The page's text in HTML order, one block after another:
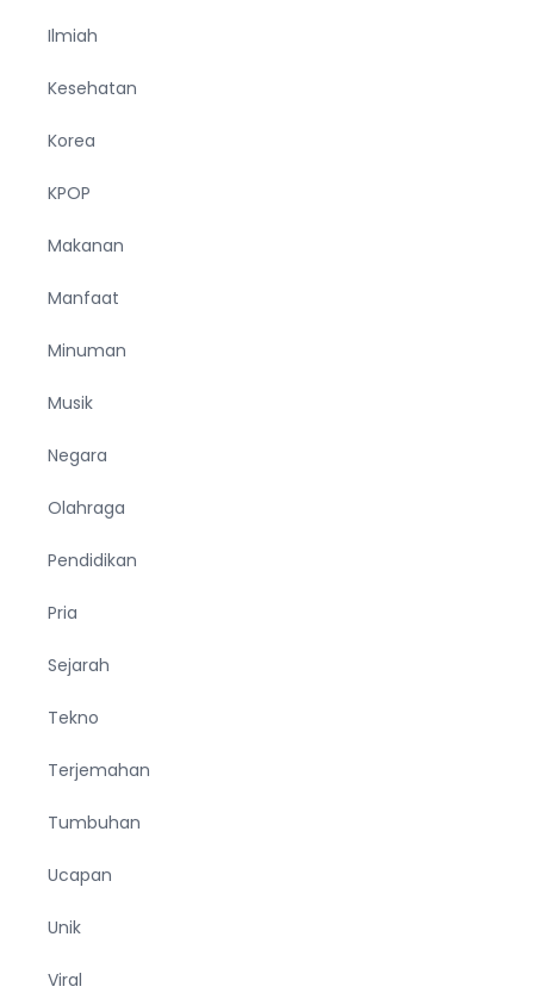
Ilmiah
Kesehatan
Korea
KPOP
Makanan
Manfaat
Minuman
Musik
Negara
Olahraga
Pendidikan
Pria
Sejarah
Tekno
Terjemahan
Tumbuhan
Ucapan
Unik
Viral